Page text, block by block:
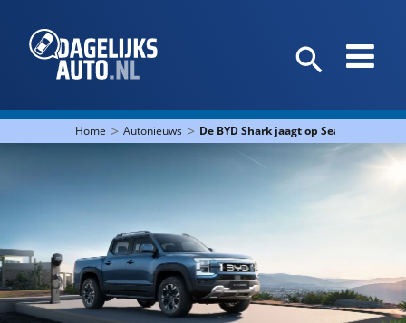
Home > Autonieuws > De BYD Shark jaagt op Seal U's